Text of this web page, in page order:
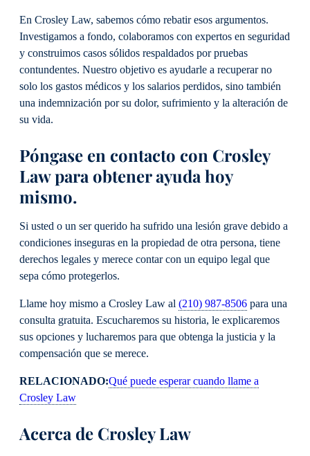
En Crosley Law, sabemos cómo rebatir esos argumentos.
Investigamos a fondo, colaboramos con expertos en seguridad
y construimos casos sólidos respaldados por pruebas
contundentes. Nuestro objetivo es ayudarle a recuperar no
solo los gastos médicos y los salarios perdidos, sino también
una indemnización por su dolor, sufrimiento y la alteración de
su vida.
Póngase en contacto con Crosley
Law para obtener ayuda hoy
mismo.
Si usted o un ser querido ha sufrido una lesión grave debido a
condiciones inseguras en la propiedad de otra persona, tiene
derechos legales y merece contar con un equipo legal que
sepa cómo protegerlos.
Llame hoy mismo a Crosley Law al (210) 987-8506 para una
consulta gratuita. Escucharemos su historia, le explicaremos
sus opciones y lucharemos para que obtenga la justicia y la
compensación que se merece.
RELACIONADO:Qué puede esperar cuando llame a
Crosley Law
Acerca de Crosley Law